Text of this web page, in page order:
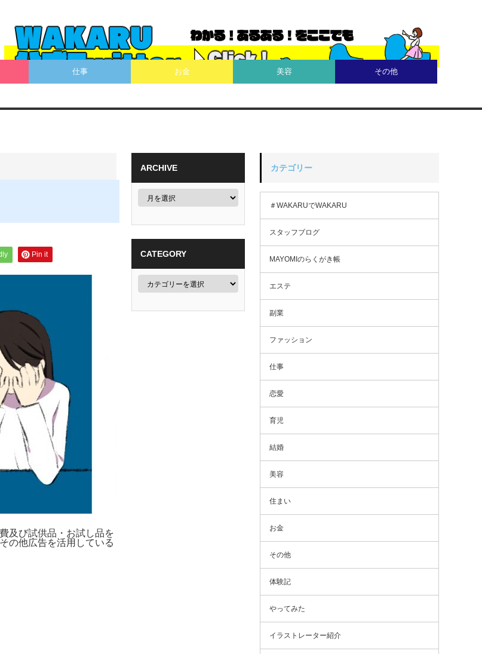
仕事 お金 美容 その他
Pin it
及び試供品・お試し品を
の他広告を活用している
ARCHIVE
CATEGORY
カテゴリー
＃WAKARUでWAKARU
スタッフブログ
MAYOMIのらくがき帳
エステ
副業
ファッション
仕事
恋愛
育児
結婚
美容
住まい
お金
その他
体験記
やってみた
イラストレーター紹介